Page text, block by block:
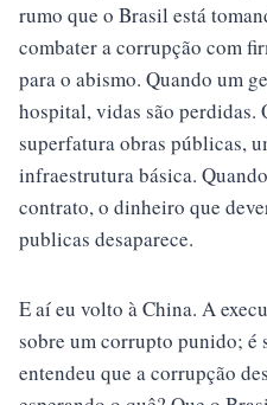
rumo que o Brasil está
combater a corrupção com
para o abismo. Quando um
hospital, vidas são
superfatura obras públicas,
infraestrutura básica.
contrato, o dinheiro que
publicas desaparece.
E aí eu volto à China. A
sobre um corrupto punido; é
entendeu que a corrupção